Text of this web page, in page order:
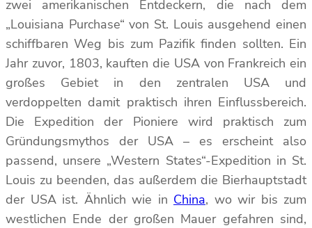
zwei amerikanischen Entdeckern, die nach dem
„Louisiana Purchase“ von St. Louis ausgehend einen
schiffbaren Weg bis zum Pazifik finden sollten. Ein
Jahr zuvor, 1803, kauften die USA von Frankreich ein
großes Gebiet in den zentralen USA und
verdoppelten damit praktisch ihren Einflussbereich.
Die Expedition der Pioniere wird praktisch zum
Gründungsmythos der USA – es erscheint also
passend, unsere „Western States“-Expedition in St.
Louis zu beenden, das außerdem die Bierhauptstadt
der USA ist. Ähnlich wie in China, wo wir bis zum
westlichen Ende der großen Mauer gefahren sind,